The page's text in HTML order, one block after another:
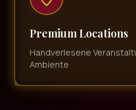
Premium Locations
Handverlesene
Ambiente